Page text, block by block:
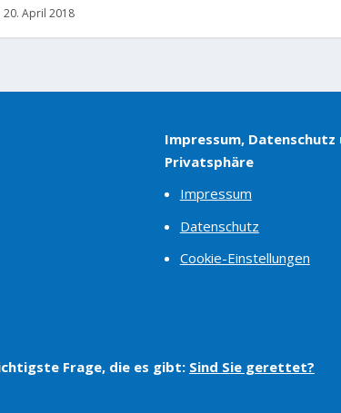
20. April 2018
Impressum, Datenschutz
Privatsphäre
Impressum
Datenschutz
Cookie-Einstellungen
Frage, die es gibt: Sind Sie gerettet?